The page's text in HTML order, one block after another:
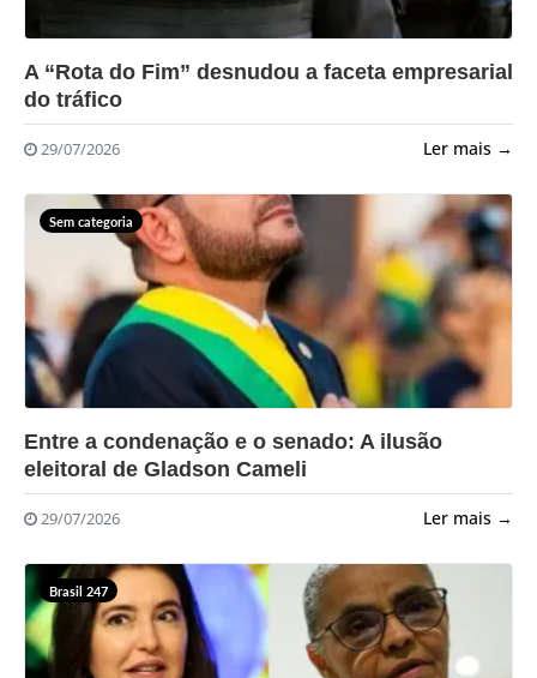
?>
A “Rota do Fim” desnudou a faceta empresarial
do tráfico
29/07/2026 Ler mais →
Sem categoria
?>
Entre a condenação e o senado: A ilusão
eleitoral de Gladson Cameli
29/07/2026 Ler mais →
Brasil 247